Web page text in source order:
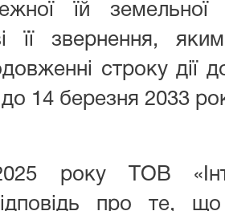
їй
її звернення,
строку дії
14 березня 2033
року ТОВ
про те, що